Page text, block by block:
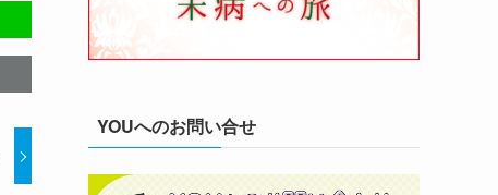
YOUへのお問い合せ